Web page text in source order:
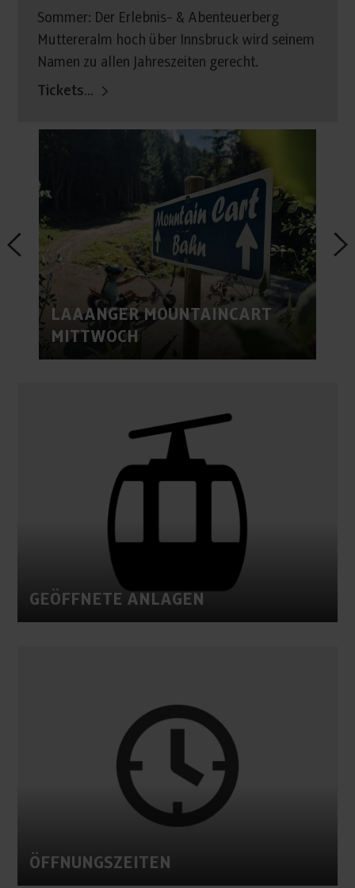
Sommer: Der Erlebnis- & Abenteuerberg
Muttereralm hoch über Innsbruck wird seinem
Namen zu allen Jahreszeiten gerecht.
Tickets...
LAAANGER MOUNTAINCART
MITTWOCH
GEÖFFNETE ANLAGEN
ÖFFNUNGSZEITEN